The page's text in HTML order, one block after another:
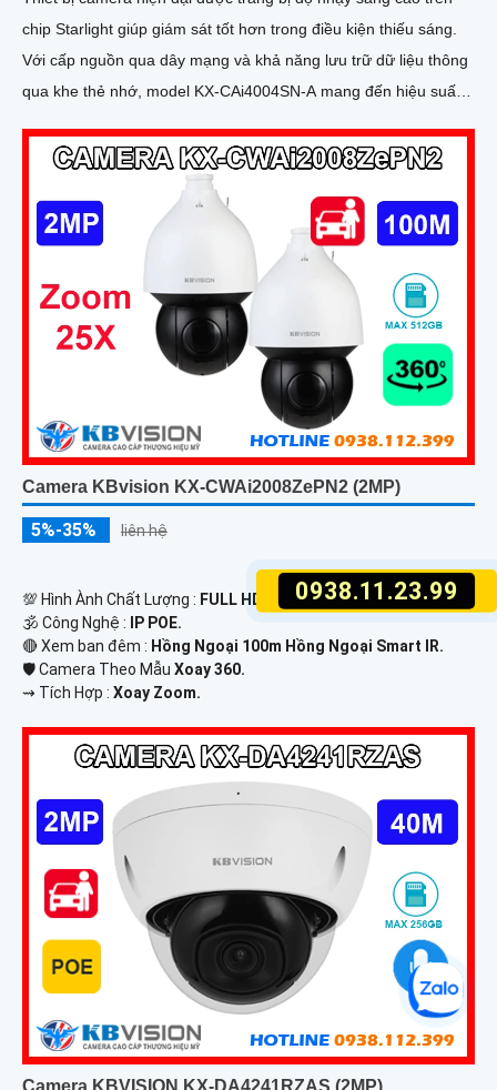
0938.11.23.99
chip Starlight giúp giám sát tốt hơn trong điều kiện thiếu sáng.
Với cấp nguồn qua dây mạng và khả năng lưu trữ dữ liệu thông
qua khe thẻ nhớ, model KX-CAi4004SN-A mang đến hiệu suất
Camera KBvision KX-CWAi2008ZePN2 (2MP)
5%-35% liên hệ
💯 Hình Ành Chất Lượng : FULL HD 1080P .
🕉️ Công Nghệ :
IP POE.
🔴 Xem ban đêm : Hồng Ngoại 100m Hồng Ngoại Smart IR.
🛡 Camera Theo Mẫu Xoay 360.
️⇝ Tích Hợp : Xoay Zoom.
Camera KBVISION KX-DA4241RZAS (2MP)